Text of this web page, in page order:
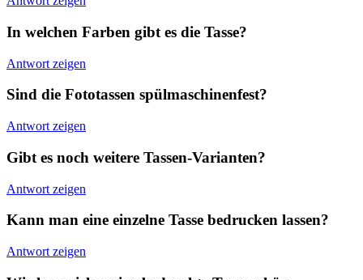
In welchen Farben gibt es die Tasse?
Antwort zeigen
Sind die Fototassen spülmaschinenfest?
Antwort zeigen
Gibt es noch weitere Tassen-Varianten?
Antwort zeigen
Kann man eine einzelne Tasse bedrucken lassen?
Antwort zeigen